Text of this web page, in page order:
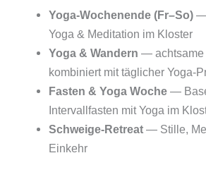
Yoga-Wochenende (Fr–So) —
Yoga & Meditation im Kloster
Yoga & Wandern — achtsame
kombiniert mit täglicher Yoga-
Fasten & Yoga Woche —
Intervallfasten mit Yoga im
Schweige-Retreat — Stille,
Einkehr